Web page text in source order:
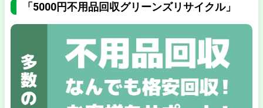
「5000円不用品回収グリーンズリサイクル」